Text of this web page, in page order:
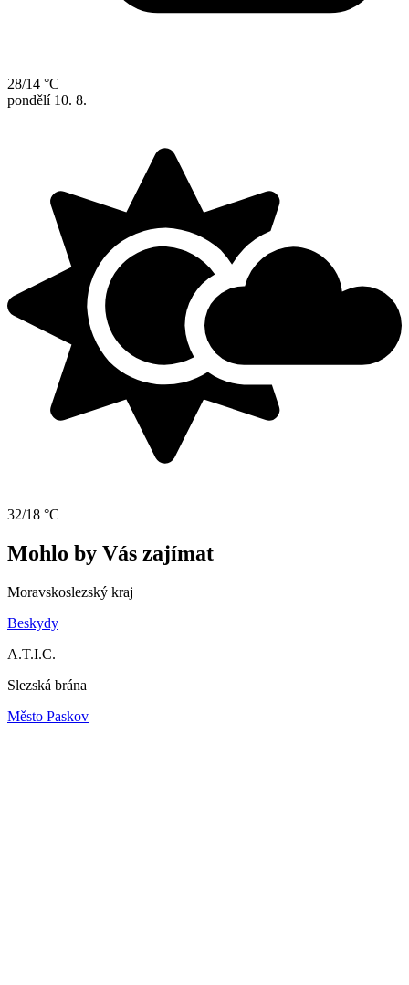
28/14 °C
pondělí 10. 8.
32/18 °C
Mohlo by Vás zajímat
Moravskoslezský kraj
Beskydy
A.T.I.C.
Slezská brána
Město Paskov